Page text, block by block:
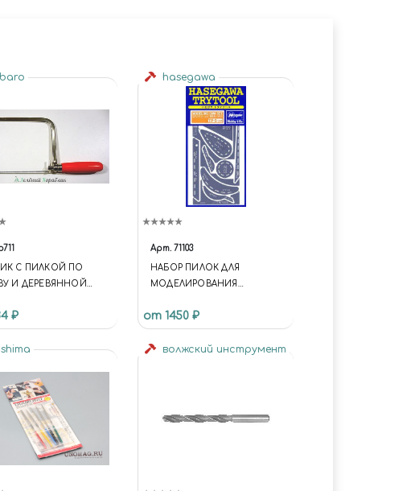
С ПИЛКОЙ ПО
И ДЕРЕВЯННОЙ
128 ММ.
₽
hasegawa
Арт. 71103
НАБОР ПИЛОК ДЛЯ
МОДЕЛИРОВАНИЯ
(HASEGAWA)
от 1450 ₽
волжский инструмент